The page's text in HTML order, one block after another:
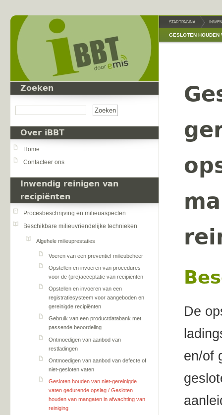
Zoeken
Over iBBT
Home
Contacteer ons
Inwendig reinigen van
recipiënten
Procesbeschrijving en milieuaspecten
Beschikbare milieuvriendelijke technieken
Algehele milieuprestaties
Voeren van een preventief milieubeheer
Opstellen en invoeren van procedures
voor de (pre)acceptatie van recipiënten
Opstellen en invoeren van een
registratiesysteem voor aangeboden en
gereinigde recipiënten
Gebruik van een productdatabank met
passende beoordeling
Ontmoedigen van aanbod van
restladingen
Ontmoedigen van aanbod van defecte of
niet-gesloten vaten
Gesloten houden van niet-gereinigde
vaten gedurende opslag / Gesloten
houden van mangaten in afwachting van
reiniging
STARTPAGINA
GESLOTEN HOUDEN
De
en/of